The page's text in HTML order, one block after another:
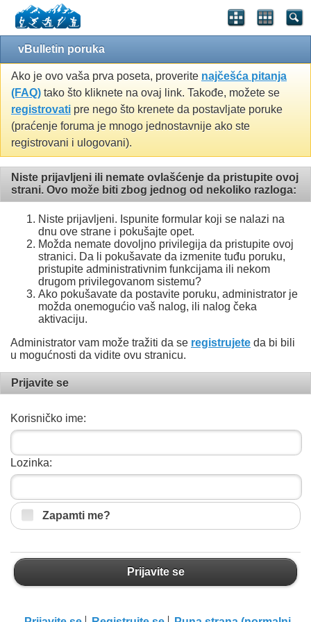
vBulletin poruka
Ako je ovo vaša prva poseta, proverite najčešća pitanja
(FAQ) tako što kliknete na ovaj link. Takođe, možete se
registrovati pre nego što krenete da postavljate poruke
(praćenje foruma je mnogo jednostavnije ako ste
registrovani i ulogovani).
Niste prijavljeni ili nemate ovlašćenje da pristupite ovoj
strani. Ovo može biti zbog jednog od nekoliko razloga:
Niste prijavljeni. Ispunite formular koji se nalazi na
dnu ove strane i pokušajte opet.
Možda nemate dovoljno privilegija da pristupite ovoj
stranici. Da li pokušavate da izmenite tuđu poruku,
pristupite administrativnim funkcijama ili nekom
drugom privilegovanom sistemu?
Ako pokušavate da postavite poruku, administrator je
možda onemogućio vaš nalog, ili nalog čeka
aktivaciju.
Administrator vam može tražiti da se registrujete da bi bili
u mogućnosti da vidite ovu stranicu.
Prijavite se
Korisničko ime:
Lozinka:
Zapamti me?
Prijavite se